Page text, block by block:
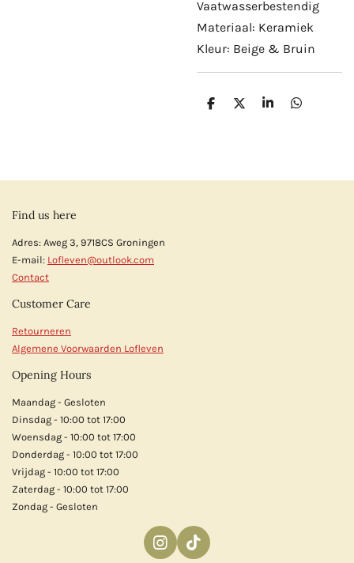
Vaatwasserbestendig
Materiaal: Keramiek
Kleur: Beige & Bruin
D
D
S
D
Find us here
Adres: Aweg 3, 9718CS Groningen
E-mail: Lofleven@outlook.com
Contact
Customer Care
Retourneren
Algemene Voorwaarden Lofleven
Opening Hours
Maandag - Gesloten
Dinsdag - 10:00 tot 17:00
Woensdag - 10:00 tot 17:00
Donderdag - 10:00 tot 17:00
Vrijdag - 10:00 tot 17:00
Zaterdag - 10:00 tot 17:00
Zondag - Gesloten
I
T